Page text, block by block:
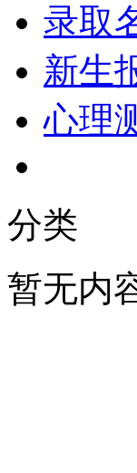
录取
新生
心理
分类
暂无内